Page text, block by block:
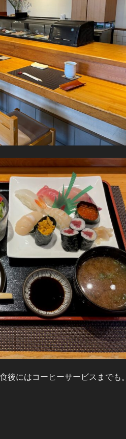
後にはコーヒーサービスまでも。